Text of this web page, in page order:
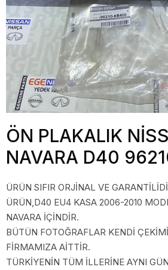
ÖN PLAKALIK
NAVARA D40
ÜRÜN SIFIR ORJİNAL VE
ÜRÜN,D40 EU4 KASA 2006-2010
NAVARA İÇİNDİR.
BÜTÜN FOTOĞRAFLAR KENDİ
FİRMAMIZA AİTTİR.
TÜRKİYENİN TÜM İLLERİNE AYNI